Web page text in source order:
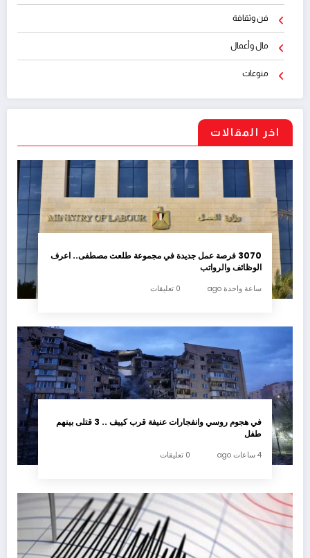
فن وثقافة
مال وأعمال
منوعات
اخر المقالات
3070 فرصة عمل جديدة في مجموعة طلعت مصطفى.. اعرف
الوظائف والرواتب
ساعة واحدة ago 0 تعليقات
في هجوم روسي وانفجارات عنيفة قرب كييف .. 3 قتلى بينهم
طفل
4 ساعات ago 0 تعليقات